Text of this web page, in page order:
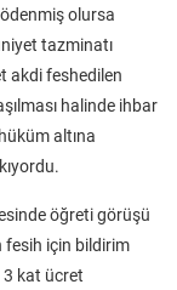
olursa
tazminatı
akdi feshedilen
halinde ihbar
altına
öğreti görüşü
fesih için bildirim
3 kat ücret